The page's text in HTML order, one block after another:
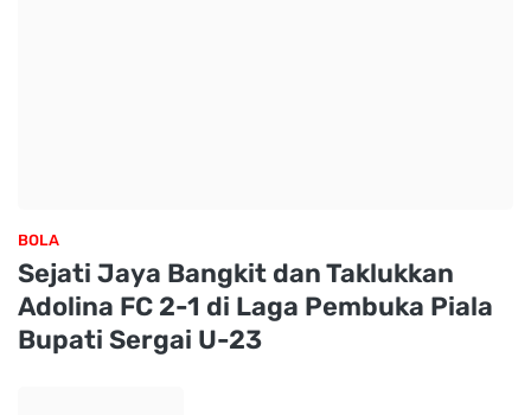
BOLA
Sejati Jaya Bangkit dan Taklukkan
Adolina FC 2-1 di Laga Pembuka Piala
Bupati Sergai U-23